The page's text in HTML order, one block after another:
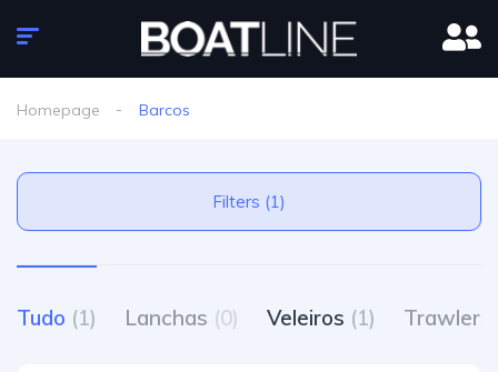
Homepage Barcos
Filters (1)
Tudo (1) Lanchas (0) Veleiros (1) Trawlers